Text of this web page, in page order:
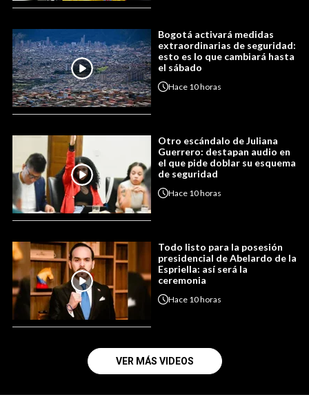
Bogotá activará medidas
extraordinarias de seguridad:
esto es lo que cambiará hasta
el sábado
Hace 10 horas
Otro escándalo de Juliana
Guerrero: destapan audio en
el que pide doblar su esquema
de seguridad
Hace 10 horas
Todo listo para la posesión
presidencial de Abelardo de la
Espriella: así será la
ceremonia
Hace 10 horas
VER MÁS VIDEOS